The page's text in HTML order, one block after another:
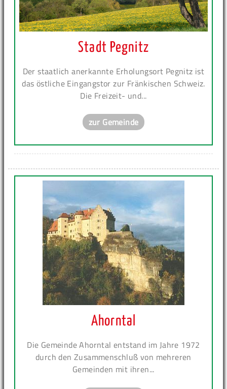
Stadt Pegnitz
Der staatlich anerkannte Erholungsort Pegnitz ist
das östliche Eingangstor zur Fränkischen Schweiz.
Die Freizeit- und...
zur Gemeinde
Ahorntal
Die Gemeinde Ahorntal entstand im Jahre 1972
durch den Zusammenschluß von mehreren
Gemeinden mit ihren...